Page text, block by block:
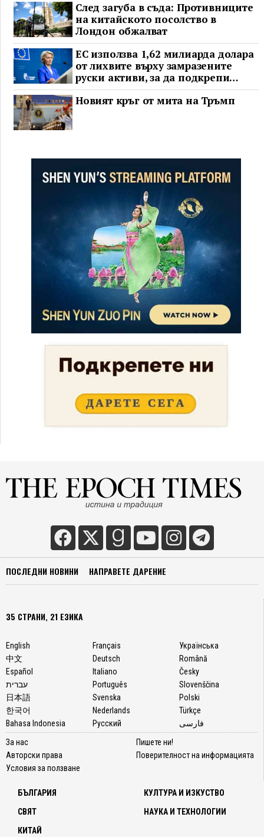
След загуба в съда: Противниците
на китайското посолство в
Лондон обжалват
ЕС използва 1,62 милиарда долара
от лихвите върху замразените
руски активи, за да подкрепи
Украйна
Новият кръг от мита на Тръмп
ПОСЛЕДНИ НОВИНИ НАПРАВЕТЕ ДАРЕНИЕ
35 СТРАНИ, 21 ЕЗИКА
English
中文
Español
עברית
日本語
한국어
Bahasa Indonesia
Français
Deutsch
Italiano
Português
Svenska
Nederlands
Русский
Українська
Română
Česky
Slovenščina
Polski
Türkçe
فارسی
За нас
Авторски права
Условия за ползване
Пишете ни!
Поверителност на информацията
БЪЛГАРИЯ
СВЯТ
КИТАЙ
КУЛТУРА И ИЗКУСТВО
НАУКА И ТЕХНОЛОГИИ